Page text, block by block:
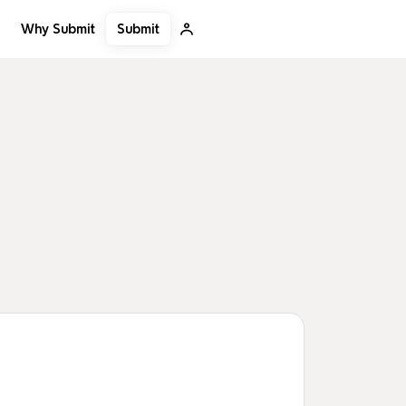
Why Submit Submit